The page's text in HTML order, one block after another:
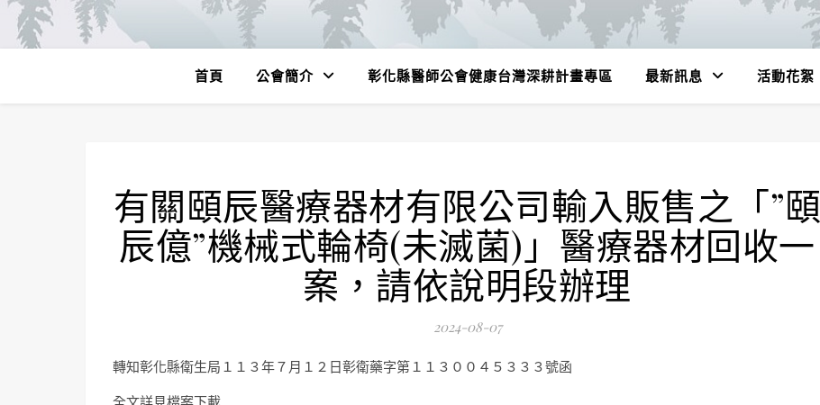
首頁 公會簡介 彰化縣醫師公會健康台灣深耕計畫專區 最新訊息 活動花絮
有關頤辰醫療器材有限公司輸入販售之「”頤
辰億”機械式輪椅(未滅菌)」醫療器材回收一
案，請依說明段辦理
2024-08-07
轉知彰化縣衛生局１１３年７月１２日彰衛藥字第１１３００４５３３３號函
全文詳見檔案下載